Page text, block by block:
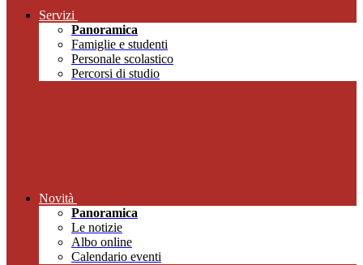
Servizi
Panoramica
Famiglie e studenti
Personale scolastico
Percorsi di studio
Novità
Panoramica
Le notizie
Albo online
Calendario eventi